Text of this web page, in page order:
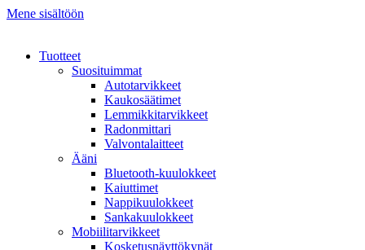
Mene sisältöön
Tuotteet
Suosituimmat
Autotarvikkeet
Kaukosäätimet
Lemmikkitarvikkeet
Radonmittari
Valvontalaitteet
Ääni
Bluetooth-kuulokkeet
Kaiuttimet
Nappikuulokkeet
Sankakuulokkeet
Mobiilitarvikkeet
Kosketusnäyttökynät